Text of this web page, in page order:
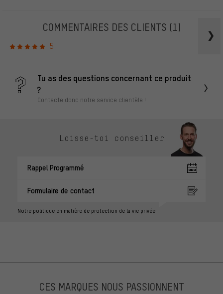
COMMENTAIRES DES CLIENTS (1)
5
Tu as des questions concernant ce produit
?
Contacte donc notre service clientèle !
Laisse-toi conseiller
Rappel Programmé
Formulaire de contact
Notre politique en matière de protection de la vie privée
CES MARQUES NOUS PASSIONNENT